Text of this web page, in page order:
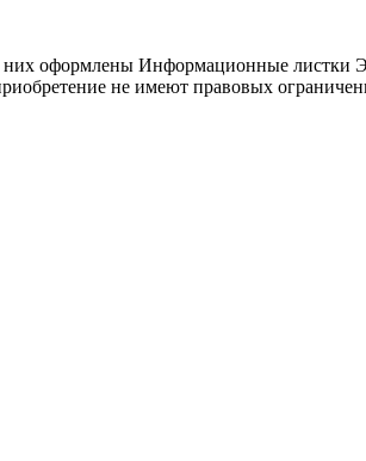
них оформлены Информационные
не имеют правовых